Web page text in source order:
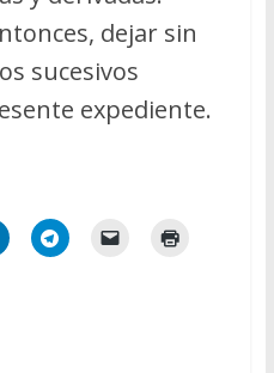
dejar sin
sucesivos
expediente.